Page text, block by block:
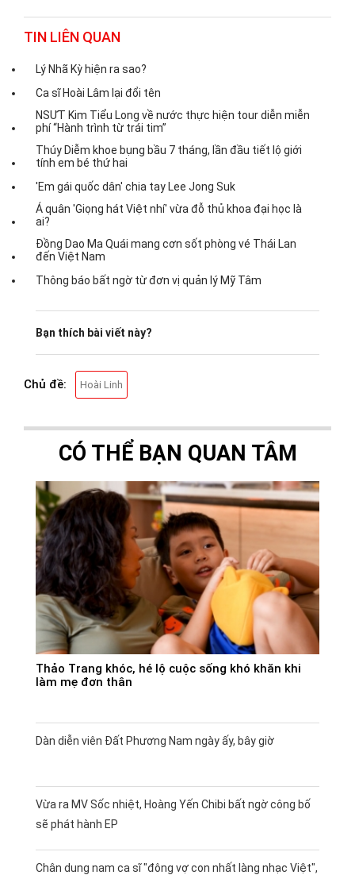
TIN LIÊN QUAN
Lý Nhã Kỳ hiện ra sao?
Ca sĩ Hoài Lâm lại đổi tên
NSƯT Kim Tiểu Long về nước thực hiện tour diễn miễn
phí “Hành trình từ trái tim”
Thúy Diễm khoe bụng bầu 7 tháng, lần đầu tiết lộ giới
tính em bé thứ hai
'Em gái quốc dân' chia tay Lee Jong Suk
Á quân 'Giọng hát Việt nhí' vừa đỗ thủ khoa đại học là
ai?
Đồng Dao Ma Quái mang cơn sốt phòng vé Thái Lan
đến Việt Nam
Thông báo bất ngờ từ đơn vị quản lý Mỹ Tâm
Bạn thích bài viết này?
Chủ đề: Hoài Linh
CÓ THỂ BẠN QUAN TÂM
Thảo Trang khóc, hé lộ cuộc sống khó khăn khi
làm mẹ đơn thân
Dàn diễn viên Đất Phương Nam ngày ấy, bây giờ
Vừa ra MV Sốc nhiệt, Hoàng Yến Chibi bất ngờ công bố
sẽ phát hành EP
Chân dung nam ca sĩ "đông vợ con nhất làng nhạc Việt",